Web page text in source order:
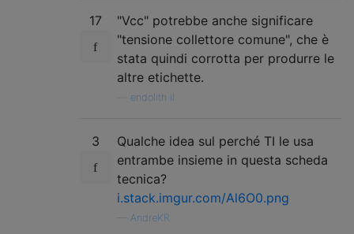
17
"Vcc" potrebbe anche significare
"tensione collettore comune", che è
stata quindi corrotta per produrre le
altre etichette.
endolith il
3
Qualche idea sul perché TI le usa
entrambe insieme in questa scheda
tecnica?
i.stack.imgur.com/Al6O0.png
AndreKR